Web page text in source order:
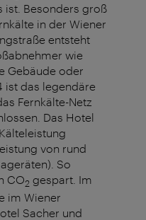
ist. Besonders groß
in der Wiener
entsteht
wie
Gebäude oder
ist das legendäre
Fernkälte-Netz
Das Hotel
von rund
So
CO2 gespart. Im
im Wiener
Sacher und